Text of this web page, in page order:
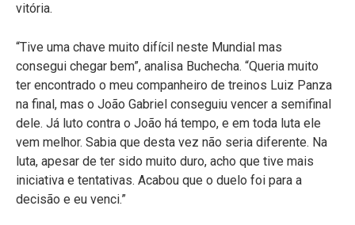
vitória.
“Tive uma chave muito difícil neste Mundial mas
consegui chegar bem”, analisa Buchecha. “Queria muito
ter encontrado o meu companheiro de treinos Luiz Panza
na final, mas o João Gabriel conseguiu vencer a semifinal
dele. Já luto contra o João há tempo, e em toda luta ele
vem melhor. Sabia que desta vez não seria diferente. Na
luta, apesar de ter sido muito duro, acho que tive mais
iniciativa e tentativas. Acabou que o duelo foi para a
decisão e eu venci.”